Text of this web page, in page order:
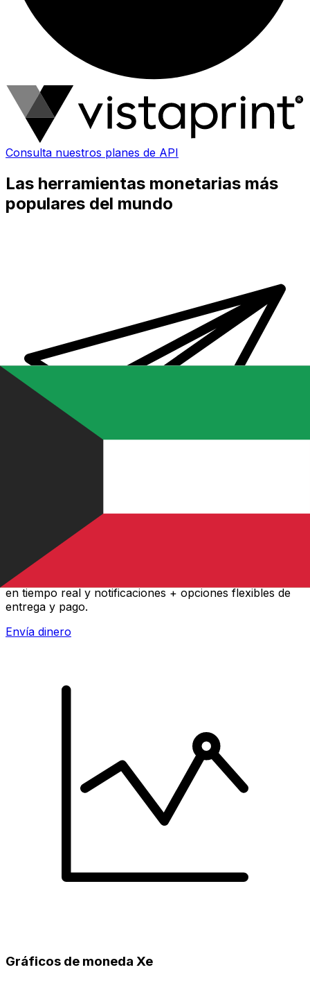
Consulta nuestros planes de API
Las herramientas monetarias más
populares del mundo
Transferencia Internacional de Dinero Xe
Envía dinero online rápido, seguro y fácil. Seguimiento
en tiempo real y notificaciones + opciones flexibles de
entrega y pago.
Envía dinero
Gráficos de moneda Xe